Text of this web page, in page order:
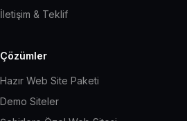
İletişim & Teklif
Çözümler
Hazır Web Site Paketi
Demo Siteler